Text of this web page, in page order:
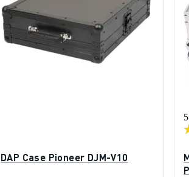
DAP Case Pioneer DJM-V10
5